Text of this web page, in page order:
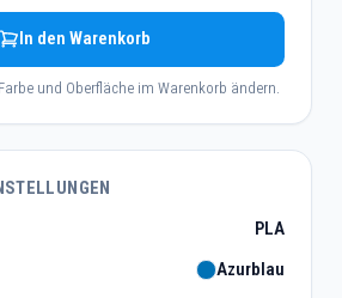
In den Warenkorb
und Oberfläche im Warenkorb ändern.
PLA
Azurblau